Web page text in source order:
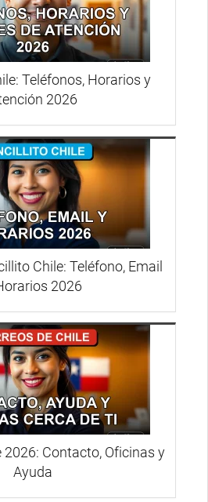
Teléfonos, Horarios y
2026
Chile: Teléfono, Email
2026
2026: Contacto, Oficinas y
Ayuda